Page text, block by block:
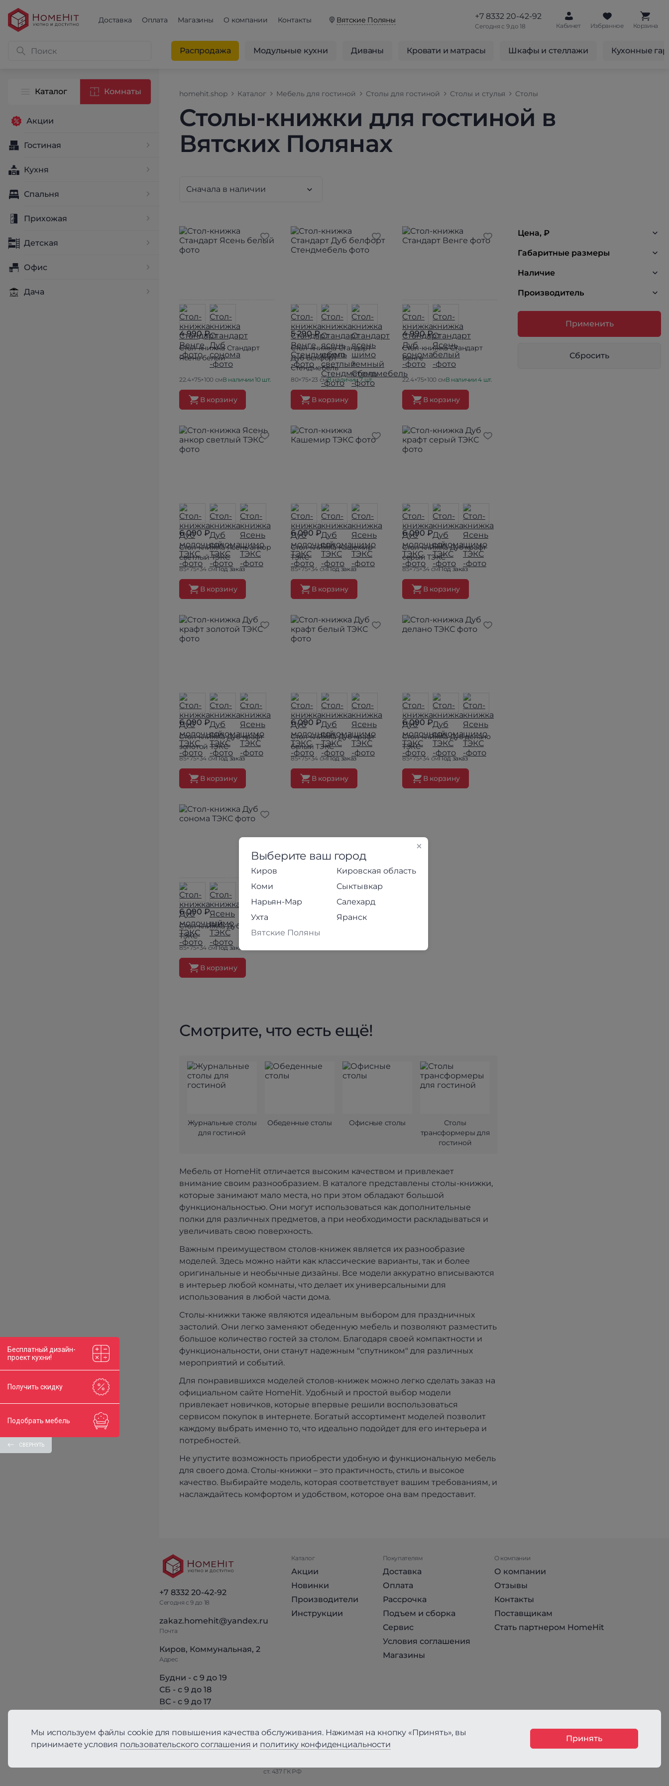
Доставка Оплата Магазины О компании Контакты Вятские Поляны +7 8332 20-42-92
Сегодня с 9 до 18 Кабинет Избранное Корзина
Распродажа Модульные кухни Диваны Кровати и матрасы Шкафы и стеллажи Кухонные
Каталог Комнаты
Акции
Гостиная
Кухня
Спальня
Прихожая
Детская
Офис
Дача
homehit.shop Каталог Мебель для гостиной Столы для гостиной Столы и стулья Столы
Столы-книжки для гостиной в
Вятских Полянах
Цена, ₽
Габаритные размеры
Наличие
Производитель
Применить
Сбросить
4 990 ₽
Стол-книжка Стандарт
Ясень белый
22.4×75×100 смВ наличии 10 шт.
В корзину
5 290 ₽
Стол-книжка Стандарт
Дуб белфорт
Стендмебель
80×75×23 смВ наличии 7 шт.
В корзину
4 990 ₽
Стол-книжка Стандарт
Венге
22.4×75×100 смВ наличии 4 шт.
В корзину
6 090 ₽
Стол-книжка Ясень анкор
светлый ТЭКС
85×75×34 смПод заказ
В корзину
6 090 ₽
Стол-книжка Кашемир
ТЭКС
85×75×34 смПод заказ
В корзину
6 090 ₽
Стол-книжка Дуб крафт
серый ТЭКС
85×75×34 смПод заказ
В корзину
6 090 ₽
Стол-книжка Дуб крафт
золотой ТЭКС
85×75×34 смПод заказ
В корзину
6 090 ₽
Стол-книжка Дуб крафт
белый ТЭКС
85×75×34 смПод заказ
В корзину
6 090 ₽
Стол-книжка Дуб делано
ТЭКС
85×75×34 смПод заказ
В корзину
6 090 ₽
Стол-книжка Дуб сонома
ТЭКС
85×75×34 смПод заказ
В корзину
Смотрите, что есть ещё!
Журнальные столы
для гостиной
Обеденные столы Офисные столы
Столы
трансформеры для
гостиной
Мебель от HomeHit отличается высоким качеством и привлекает
внимание своим разнообразием. В каталоге представлены столы-книжки,
которые занимают мало места, но при этом обладают большой
функциональностью. Они могут использоваться как дополнительные
полки для различных предметов, а при необходимости раскладываться и
увеличивать свою поверхность.
Важным преимуществом столов-книжек является их разнообразие
моделей. Здесь можно найти как классические варианты, так и более
оригинальные и необычные дизайны. Все модели аккуратно вписываются
в интерьер любой комнаты, что делает их универсальными для
использования в любой части дома.
Столы-книжки также являются идеальным выбором для праздничных
застолий. Они легко заменяют обеденную мебель и позволяют разместить
большое количество гостей за столом. Благодаря своей компактности и
функциональности, они станут надежным "спутником" для различных
мероприятий и событий.
Для понравившихся моделей столов-книжек можно легко сделать заказ на
официальном сайте HomeHit. Удобный и простой выбор модели
привлекает новичков, которые впервые решили воспользоваться
сервисом покупок в интернете. Богатый ассортимент моделей позволит
каждому выбрать именно то, что идеально подойдет для его интерьера и
потребностей.
Не упустите возможность приобрести удобную и функциональную мебель
для своего дома. Столы-книжки – это практичность, стиль и высокое
качество. Выбирайте модель, которая соответствует вашим требованиям, и
наслаждайтесь комфортом и удобством, которое она вам предоставит.
Выберите ваш город
Киров
Кировская область
Коми
Сыктывкар
Нарьян-Мар
Салехард
Ухта
Яранск
Вятские Поляны
+7 8332 20-42-92
Сегодня с 9 до 18
zakaz.homehit@yandex.ru
Почта
Киров, Коммунальная, 2
Адрес
Будни - с 9 до 19
СБ - с 9 до 18
ВС - с 9 до 17
Режим работы
Каталог
Акции
Новинки
Производители
Инструкции
Покупателям
Доставка
Оплата
Рассрочка
Подъем и сборка
Сервис
Условия соглашения
Магазины
О компании
О компании
Отзывы
Контакты
Поставщикам
Стать партнером HomeHit
ст. 437 ГК РФ
Мы используем файлы cookie для повышения качества обслуживания. Нажимая на кнопку «Принять», вы
принимаете условия пользовательского соглашения и политику конфиденциальности
Принять
Бесплатный дизайн-
проект кухни!
Получить скидку
Подобрать мебель
СВЕРНУТЬ